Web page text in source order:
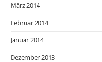
März 2014
Februar 2014
Januar 2014
Dezember 2013